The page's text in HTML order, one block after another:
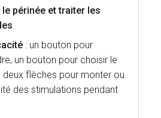
périnée et traiter les
.
: un bouton pour
un bouton pour choisir le
flèches pour monter ou
des stimulations pendant